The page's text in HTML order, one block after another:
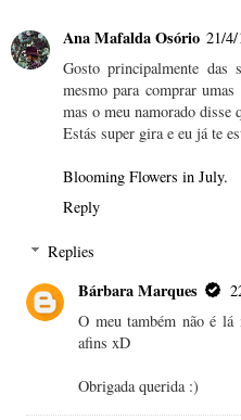
Ana Mafalda Osório 21/
Gosto principalmente das
mesmo para comprar
mas o meu namorado disse
Estás super gira e eu já te
Blooming Flowers in July.
Reply
Replies
Bárbara Marques
O meu também não é
afins xD
Obrigada querida :)